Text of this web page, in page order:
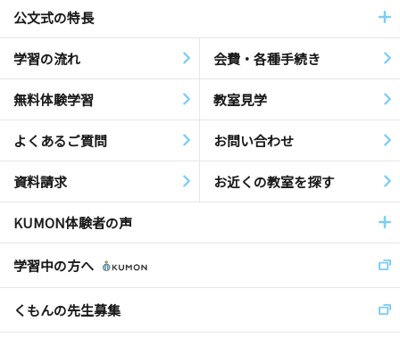
公文式の特長
学習の流れ 会費・各種手続き
無料体験学習 教室見学
よくあるご質問 お問い合わせ
資料請求 お近くの教室を探す
KUMON体験者の声
学習中の方へ
くもんの先生募集